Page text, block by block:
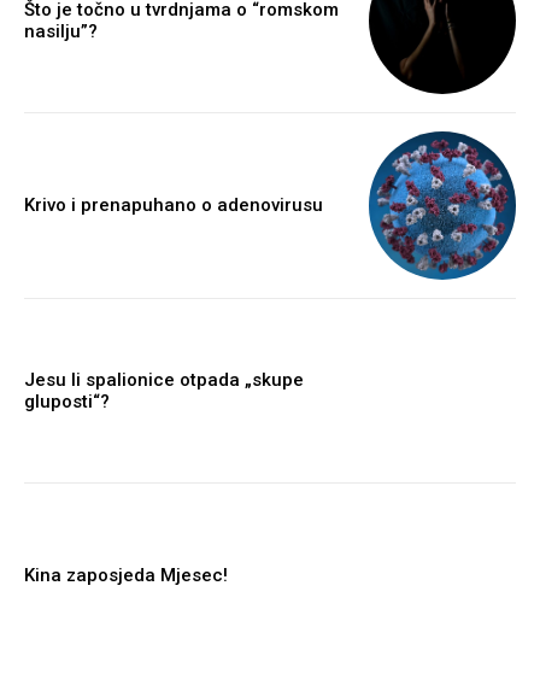
Što je točno u tvrdnjama o “romskom
nasilju”?
Krivo i prenapuhano o adenovirusu
Jesu li spalionice otpada „skupe
gluposti“?
Kina zaposjeda Mjesec!